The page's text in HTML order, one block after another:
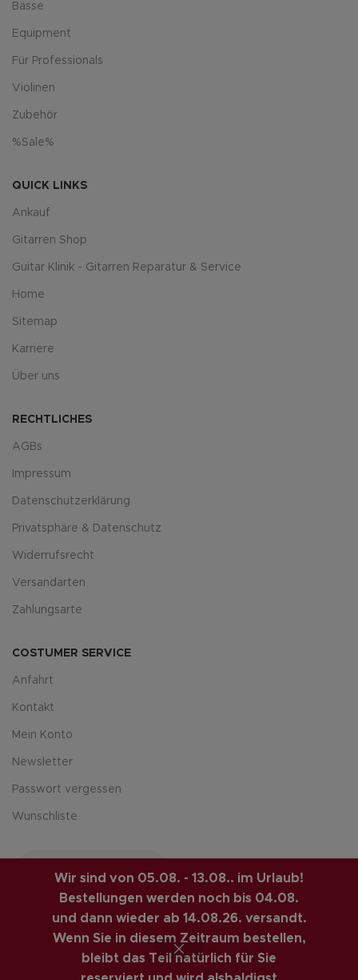
Wir sind von 05.08. - 13.08.. im Urlaub!
Bestellungen werden noch bis 04.08.
und dann wieder ab 14.08.26. versandt.
Wenn Sie in diesem Zeitraum bestellen,
bleibt das Teil natürlich für Sie
Bässe
Equipment
Für Professionals
Violinen
Zubehör
%Sale%
QUICK LINKS
Ankauf
Gitarren Shop
Guitar Klinik - Gitarren Reparatur & Service
Home
Sitemap
Karriere
Über uns
RECHTLICHES
AGBs
Impressum
Datenschutzerklärung
Privatsphäre & Datenschutz
Widerrufsrecht
Versandarten
Zahlungsarte
COSTUMER SERVICE
Anfahrt
Kontakt
Mein Konto
Newsletter
Passwort vergessen
Wunschliste
LUIS-GUITAR-GARAGE.COM © 2026 | CREATED BY
COMPUTERMOBIL . PREMIUM E-COMMERCE SOLUTIONS.